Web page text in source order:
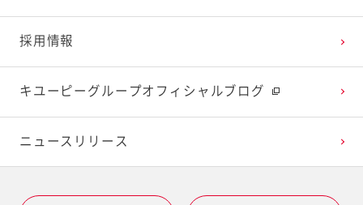
採用情報
キユーピーグループオフィシャルブログ
ニュースリリース